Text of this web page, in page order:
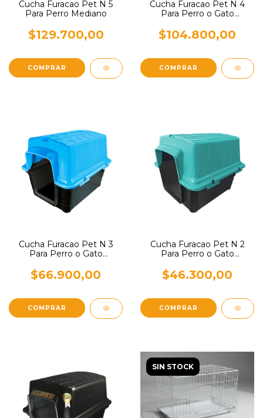
Cucha Furacao Pet N 5
Para Perro Mediano
$129.700,00
COMPRAR
Cucha Furacao Pet N 4
Para Perro o Gato
$104.800,00
COMPRAR
Cucha Furacao Pet N 3
Para Perro o Gato
$66.900,00
COMPRAR
Cucha Furacao Pet N 2
Para Perro o Gato
$46.300,00
COMPRAR
SIN STOCK